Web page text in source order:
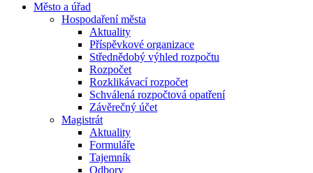
Město a úřad
Hospodaření města
Aktuality
Příspěvkové organizace
Střednědobý výhled rozpočtu
Rozpočet
Rozklikávací rozpočet
Schválená rozpočtová opatření
Závěrečný účet
Magistrát
Aktuality
Formuláře
Tajemník
Odbory